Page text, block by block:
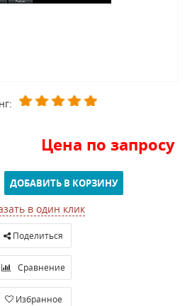
Цена по запросу
ДОБАВИТЬ В КОРЗИНУ
в один клик
Поделиться
Сравнение
Избранное